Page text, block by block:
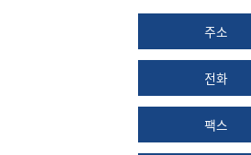
주소
전화
팩스